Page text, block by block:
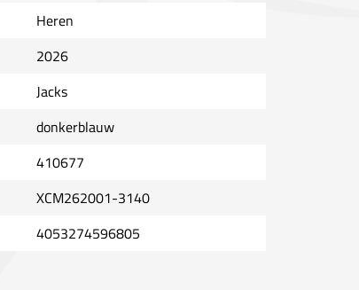
Heren
2026
Jacks
donkerblauw
410677
XCM262001-3140
4053274596805